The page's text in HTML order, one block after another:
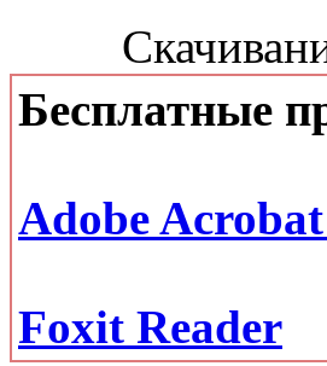
Бесплатные
Adobe
Foxit Reader